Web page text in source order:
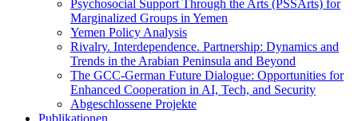
Psychosocial Support Through the Arts (PSSArts) for
Marginalized Groups in Yemen
Yemen Policy Analysis
Rivalry. Interdependence. Partnership: Dynamics and
Trends in the Arabian Peninsula and Beyond
The GCC-German Future Dialogue: Opportunities for
Enhanced Cooperation in AI, Tech, and Security
Abgeschlossene Projekte
Publikationen